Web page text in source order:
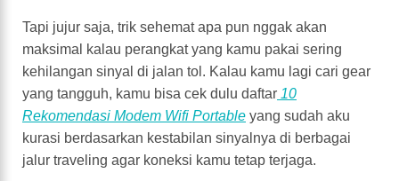
Tapi jujur saja, trik sehemat apa pun nggak akan
maksimal kalau perangkat yang kamu pakai sering
kehilangan sinyal di jalan tol. Kalau kamu lagi cari gear
yang tangguh, kamu bisa cek dulu daftar 10
Rekomendasi Modem Wifi Portable yang sudah aku
kurasi berdasarkan kestabilan sinyalnya di berbagai
jalur traveling agar koneksi kamu tetap terjaga.